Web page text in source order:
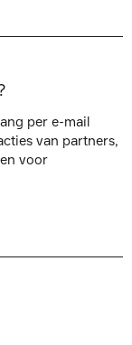
per e-mail
van partners,
voor